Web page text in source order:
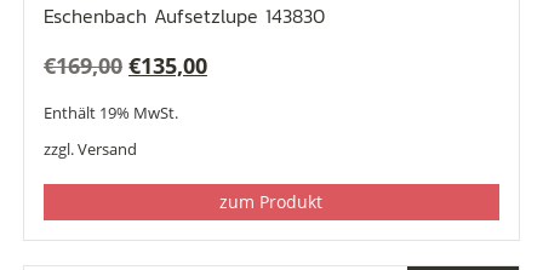
Eschenbach Aufsetzlupe 143830
€169,00 Ursprünglicher
Preis
war:
€135,00Aktueller
Enthält 19% MwSt.
zzgl.Versand
zum Produkt